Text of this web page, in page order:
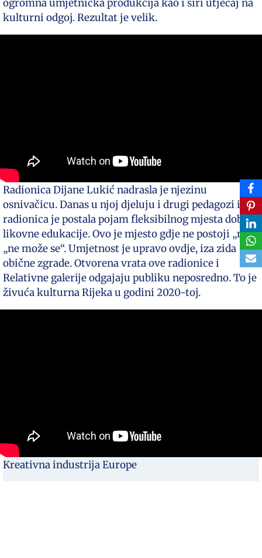
ogromna umjetnička produkcija kao i širi utjecaj na
kulturni odgoj. Rezultat je velik.
Radionica Dijane Lukić nadrasla je njezinu
osnivačicu. Danas u njoj djeluju i drugi pedagozi i
radionica je postala pojam fleksibilnog mjesta dobre
likovne edukacije. Ovo je mjesto gdje ne postoji „ne“ i
„ne može se“. Umjetnost je upravo ovdje, iza zida
obične zgrade. Otvorena vrata ove radionice i
Relativne galerije odgajaju publiku neposredno. To je
živuća kulturna Rijeka u godini 2020-toj.
Kreativna industrija Europe